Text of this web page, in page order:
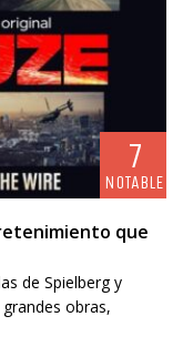
7
NOTABLE
que
de Spielberg y
obras,